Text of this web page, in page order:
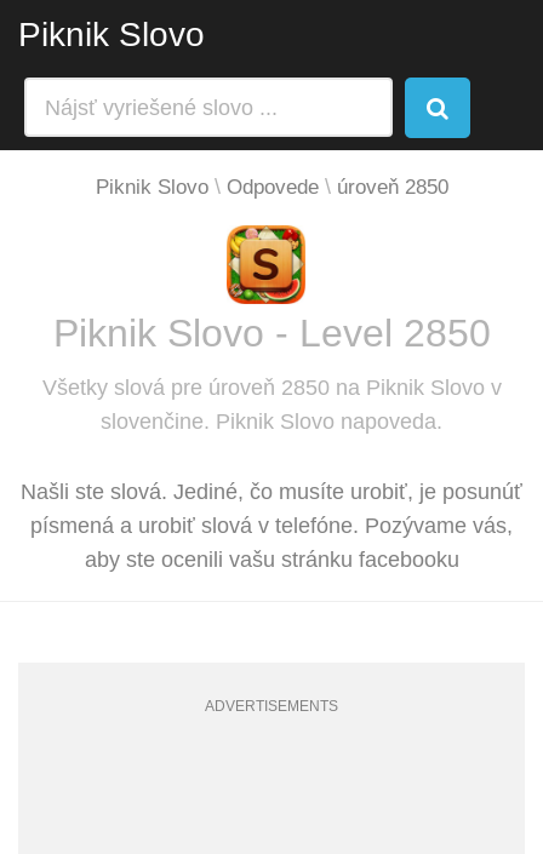
Piknik Slovo
Piknik Slovo Odpovede úroveň 2850
Piknik Slovo - Level 2850
Všetky slová pre úroveň 2850 na Piknik Slovo v
slovenčine. Piknik Slovo napoveda.
Našli ste slová. Jediné, čo musíte urobiť, je posunúť
písmená a urobiť slová v telefóne. Pozývame vás,
aby ste ocenili vašu stránku facebooku
ADVERTISEMENTS